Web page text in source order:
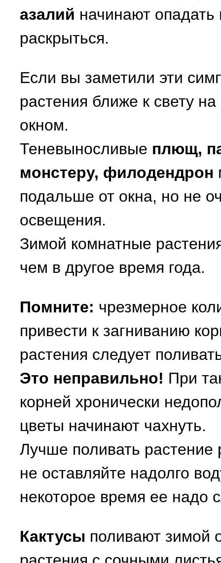
азалий начинают
раскрыться.
Если вы заметили эти
растения ближе к свету
окном.
Теневыносливые плющ,
монстеру, филодендрон
подальше от окна, но не
освещения.
Зимой комнатные
чем в другое время года.
Помните: чрезмерное
привести к загниванию
растения следует
Это неправильно! При
корней хронически
цветы начинают чахнуть.
Лучше поливать
не оставляйте надолго
некоторое время ее надо
Кактусы поливают зимой